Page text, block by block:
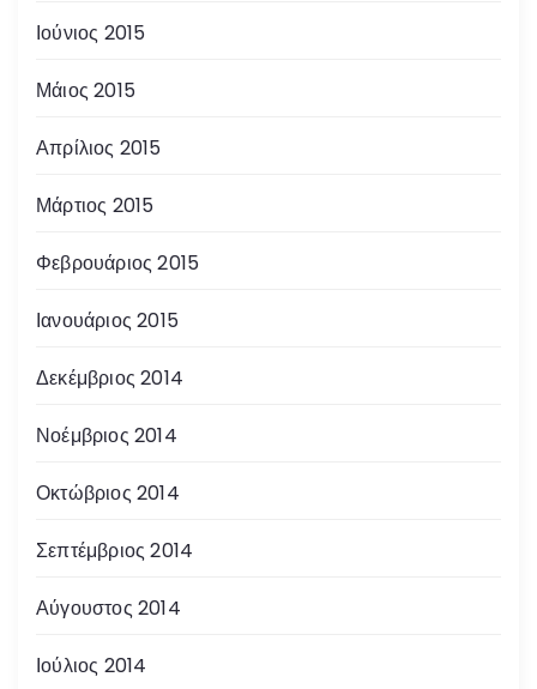
Ιούνιος 2015
Μάιος 2015
Απρίλιος 2015
Μάρτιος 2015
Φεβρουάριος 2015
Ιανουάριος 2015
Δεκέμβριος 2014
Νοέμβριος 2014
Οκτώβριος 2014
Σεπτέμβριος 2014
Αύγουστος 2014
Ιούλιος 2014